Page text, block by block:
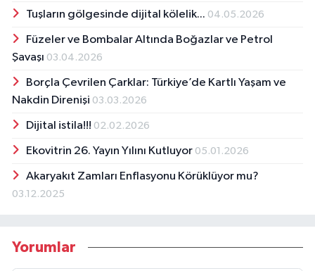
Tuşların gölgesinde dijital kölelik... 04.05.2026
Füzeler ve Bombalar Altında Boğazlar ve Petrol
Şavaşı 03.04.2026
Borçla Çevrilen Çarklar: Türkiye’de Kartlı Yaşam ve
Nakdin Direnişi 03.03.2026
Dijital istila!!! 02.02.2026
Ekovitrin 26. Yayın Yılını Kutluyor 05.01.2026
Akaryakıt Zamları Enflasyonu Körüklüyor mu?
03.12.2025
Yorumlar